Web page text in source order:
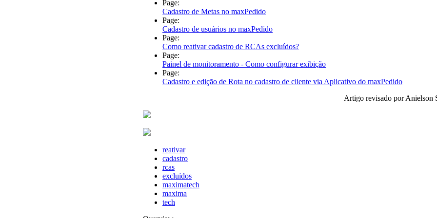
Page:
Cadastro de Metas no maxPedido
Page:
Cadastro de usuários no maxPedido
Page:
Como reativar cadastro de RCAs excluídos?
Page:
Painel de monitoramento - Como configurar exibição
Page:
Cadastro e edição de Rota no cadastro de cliente via Aplicativo do maxPedido
Artigo revisado por Anielson
reativar
cadastro
rcas
excluídos
maximatech
maxima
tech